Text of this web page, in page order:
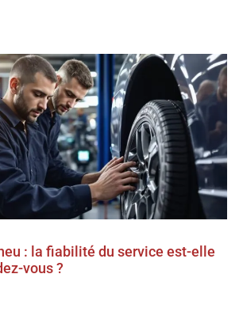
: la fiabilité du service est-elle
vous ?